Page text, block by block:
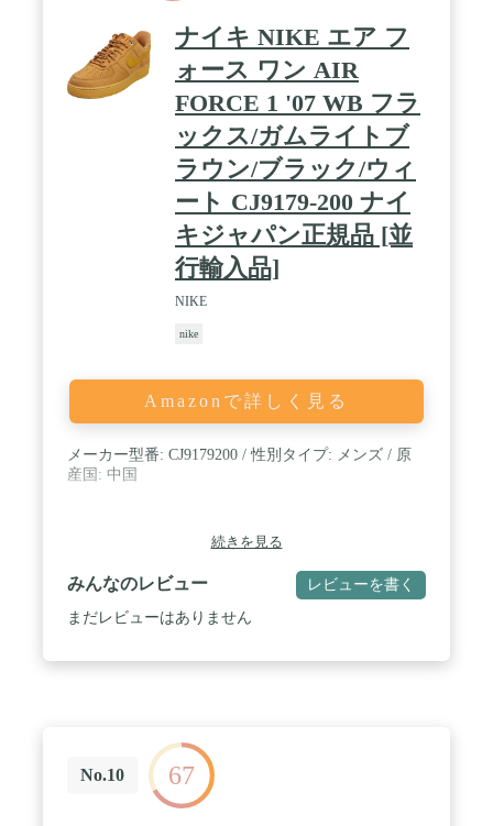
ナイキ NIKE エア フ
ォース ワン AIR
FORCE 1 '07 WB フラ
ックス/ガムライトブ
ラウン/ブラック/ウィ
ート CJ9179-200 ナイ
キジャパン正規品 [並
行輸入品]
NIKE
nike
Amazonで詳しく見る
メーカー型番: CJ9179200 / 性別タイプ: メンズ / 原
産国: 中国
続きを見る
みんなのレビュー レビューを書く
まだレビューはありません
No.10 67